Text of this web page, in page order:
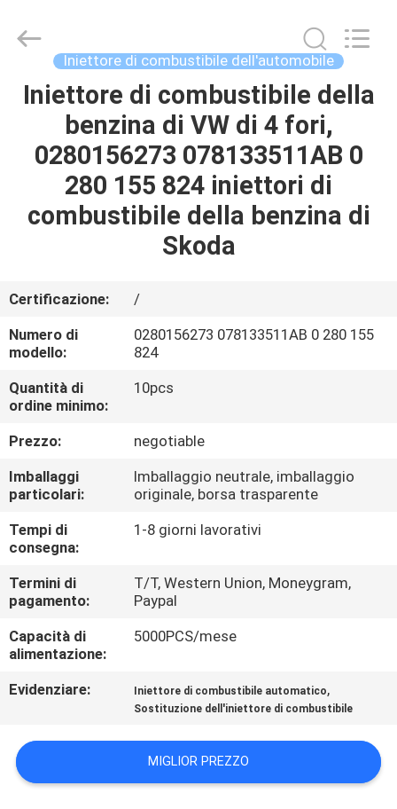
BENVENUTO
PRODOTTI
SU
VISITA
DELLA
FABBRICA
CONTROLLO
DI
QUALITÀ
CONTATTACI
RICHIEDA
UNA
DEL
SITO
carburante
supplier.
Reserved.
Iniettore di combustibile dell'automobile
Iniettore di combustibile della
benzina di VW di 4 fori,
0280156273 078133511AB 0
280 155 824 iniettori di
combustibile della benzina di
Skoda
Certificazione:
/
Numero di
modello:
0280156273 078133511AB 0 280 155
824
Quantità di
ordine minimo:
10pcs
Prezzo:
negotiable
Imballaggi
particolari:
Imballaggio neutrale, imballaggio
originale, borsa trasparente
Tempi di
consegna:
1-8 giorni lavorativi
Termini di
pagamento:
T/T, Western Union, Moneygram,
Paypal
Capacità di
alimentazione:
5000PCS/mese
Evidenziare: Iniettore di combustibile automatico,
Sostituzione dell'iniettore di combustibile
MIGLIOR PREZZO